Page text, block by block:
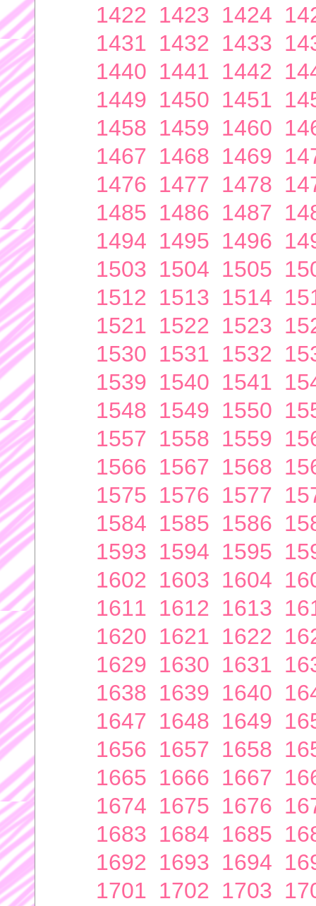
1422 1423 1424
1431 1432 1433
1440 1441 1442
1449 1450 1451
1458 1459 1460
1467 1468 1469
1476 1477 1478
1485 1486 1487
1494 1495 1496
1503 1504 1505
1512 1513 1514
1521 1522 1523
1530 1531 1532
1539 1540 1541
1548 1549 1550
1557 1558 1559
1566 1567 1568
1575 1576 1577
1584 1585 1586
1593 1594 1595
1602 1603 1604
1611 1612 1613
1620 1621 1622
1629 1630 1631
1638 1639 1640
1647 1648 1649
1656 1657 1658
1665 1666 1667
1674 1675 1676
1683 1684 1685
1692 1693 1694
1701 1702 1703